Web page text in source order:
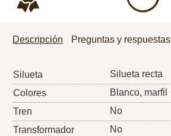
Descripción Preguntas y respuestas
Silueta
Silueta recta
Colores
Blanco, marfil
Tren
No
Transformador
No